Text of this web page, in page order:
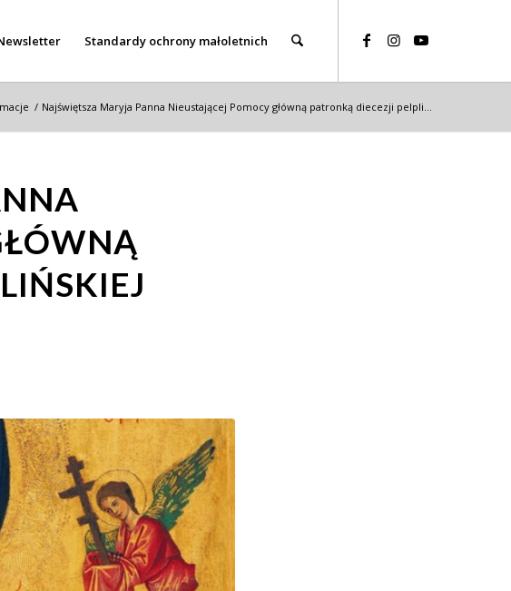
Standardy ochrony małoletnich
/ Najświętsza Maryja Panna Nieustającej Pomocy główną patronką diecezji pelpli...